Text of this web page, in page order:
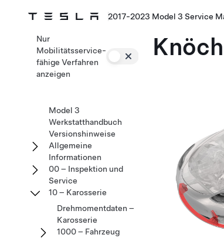
2017-2023 Model 3 Service
Nur
Mobilitätsservice-
fähige Verfahren
anzeigen
Model 3
Werkstatthandbuch
Versionshinweise
Allgemeine
Informationen
00 – Inspektion und
Service
10 – Karosserie
Drehmomentdaten –
Karosserie
1000 – Fahrzeug